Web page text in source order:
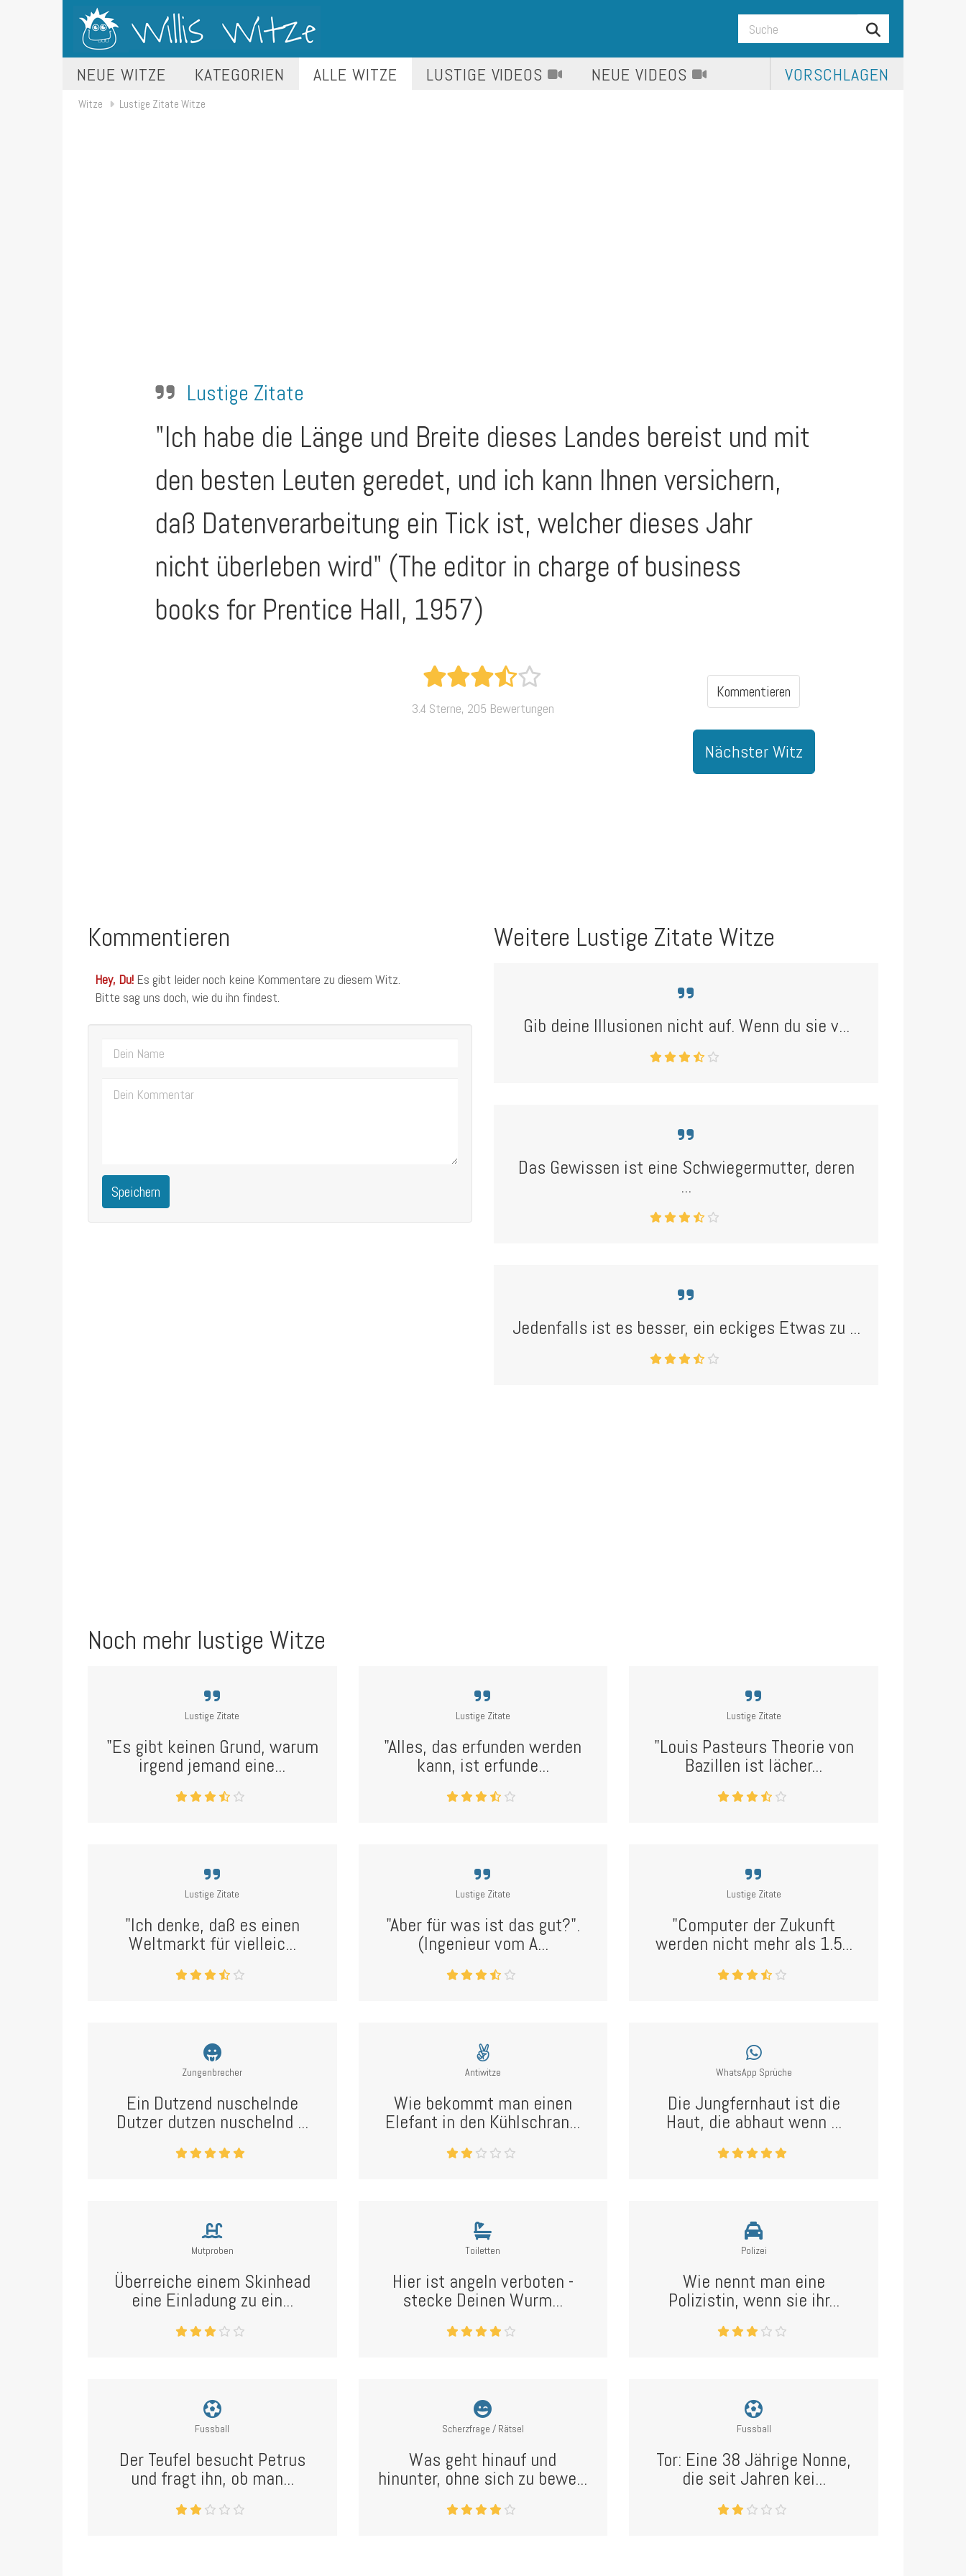
NEUE WITZE KATEGORIEN ALLE WITZE LUSTIGE VIDEOS NEUE VIDEOS VORSCHLAGEN
Witze Lustige Zitate Witze
Lustige Zitate
"Ich habe die Länge und Breite dieses Landes bereist und mit
den besten Leuten geredet, und ich kann Ihnen versichern,
daß Datenverarbeitung ein Tick ist, welcher dieses Jahr
nicht überleben wird" (The editor in charge of business
books for Prentice Hall, 1957)
3.4 Sterne, 205 Bewertungen
Kommentieren
Nächster Witz
Kommentieren
Hey, Du! Es gibt leider noch keine Kommentare zu diesem Witz.
Bitte sag uns doch, wie du ihn findest.
Speichern
Weitere Lustige Zitate Witze
Gib deine Illusionen nicht auf. Wenn du sie v...
Das Gewissen ist eine Schwiegermutter, deren
...
Jedenfalls ist es besser, ein eckiges Etwas zu ...
Noch mehr lustige Witze
Lustige Zitate
"Es gibt keinen Grund, warum
irgend jemand eine...
Lustige Zitate
"Alles, das erfunden werden
kann, ist erfunde...
Lustige Zitate
"Louis Pasteurs Theorie von
Bazillen ist lächer...
Lustige Zitate
"Ich denke, daß es einen
Weltmarkt für vielleic...
Lustige Zitate
"Aber für was ist das gut?".
(Ingenieur vom A...
Lustige Zitate
"Computer der Zukunft
werden nicht mehr als 1.5...
Zungenbrecher
Ein Dutzend nuschelnde
Dutzer dutzen nuschelnd ...
Antiwitze
Wie bekommt man einen
Elefant in den Kühlschran...
WhatsApp Sprüche
Die Jungfernhaut ist die
Haut, die abhaut wenn ...
Mutproben
Überreiche einem Skinhead
eine Einladung zu ein...
Toiletten
Hier ist angeln verboten -
stecke Deinen Wurm...
Polizei
Wie nennt man eine
Polizistin, wenn sie ihr...
Fussball
Der Teufel besucht Petrus
und fragt ihn, ob man...
Scherzfrage / Rätsel
Was geht hinauf und
hinunter, ohne sich zu bewe...
Fussball
Tor: Eine 38 Jährige Nonne,
die seit Jahren kei...